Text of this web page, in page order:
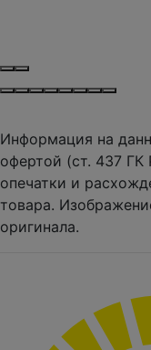
Информация на
офертой (ст. 437
опечатки и
товара.
оригинала.